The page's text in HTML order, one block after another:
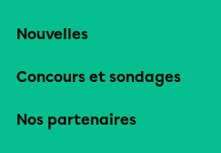
Nouvelles
Concours et sondages
Nos partenaires